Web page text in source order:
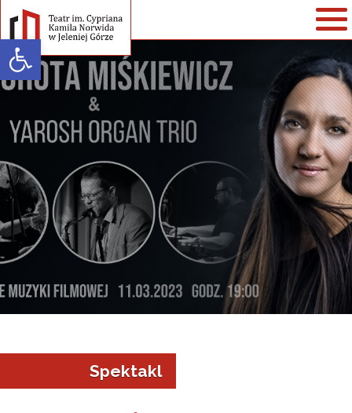
Open toolbar
Warning: strlen() expects parameter 1 to be string, array given in
/home/klient.dhosting.pl/teatr/teatrnorwida.pl/wp-
content/themes/teatrnorwida/single-spektakle.phpon line
Spektakl